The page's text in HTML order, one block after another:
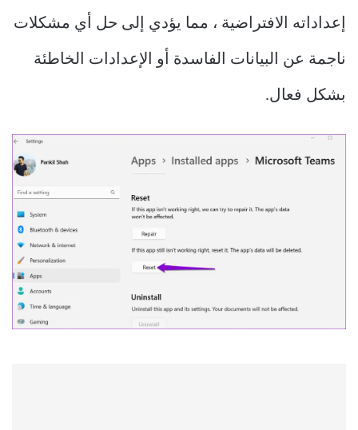
إعداداته الافتراضية ، مما يؤدي إلى حل أي مشكلات
ناجمة عن البيانات الفاسدة أو الإعدادات الخاطئة
بشكل فعال.